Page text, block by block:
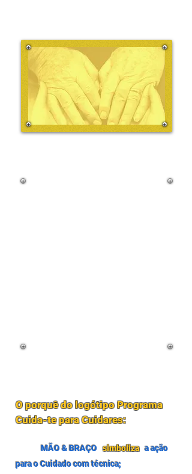
O porquê do logótipo Programa
Cuida-te para Cuidares:
MÃO & BRAÇO simboliza a ação
para o Cuidado com técnica;